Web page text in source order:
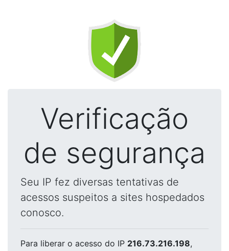
Verificação
de segurança
Seu IP fez diversas tentativas de
acessos suspeitos a sites hospedados
conosco.
Para liberar o acesso do IP 216.73.216.198,